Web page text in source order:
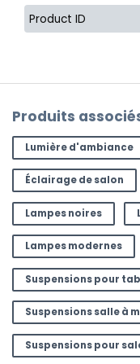
Product ID
Produits
Lumière d'ambiance
Éclairage de salon
Lampes noires
Lampes modernes
Suspensions pour
Suspensions salle à
Suspensions pour